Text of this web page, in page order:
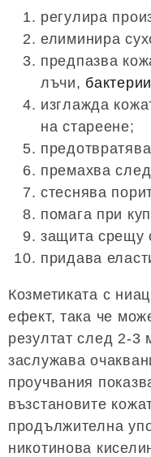
регулира
елиминира
предпазва
лъчи, бактерии
изглажда
на стареене;
премахва
стеснява
помага при
защита срещу
придава
Козметиката с
ефект, така че
резултат след 2-3
заслужава
проучвания
възстановите
продължителна
никотинова